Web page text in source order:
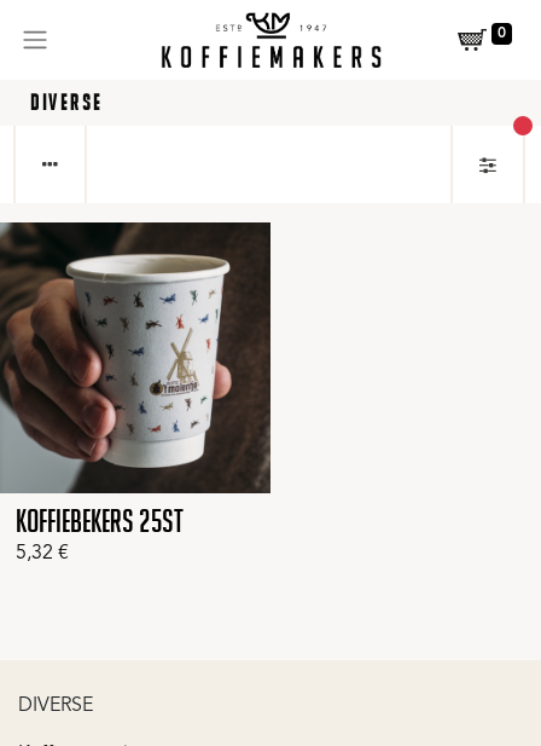
0
DIVERSE
Koffiebekers 25st
5,32 €
DIVERSE